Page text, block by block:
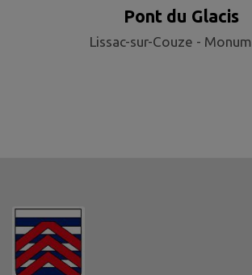
Pont du Glacis
Lissac-sur-Couze -